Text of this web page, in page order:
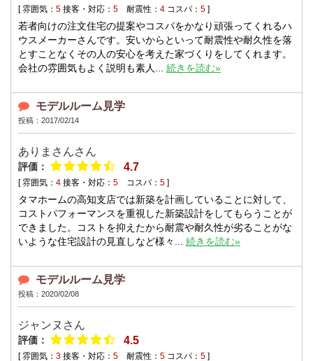
[ 雰囲気： 5 接客・対応： 5 耐震性： 4 コスパ： 5 ]
若者向けの注文住宅の提案やコスパをかなり頑張ってくれるハ
ウスメーカーさんです。安いからといって耐震性や耐久性を落
とすことなくその人の安心を考えた家づくりをしてくれます。
会社の雰囲気もよく説明も素人... 続きを読む»
モデルルーム見学
投稿：2017/02/14
ありまさんさん
評価： 4.7
[ 雰囲気： 4 接客・対応： 5 コスパ： 5 ]
タマホームの高知支店では新築を計画していることに対して、
コストパフォーマンスを重視した新築設計をしてもらうことが
できました。コストを抑えたから耐震や耐久性が劣ることがな
いような住宅設計の見直しなど様々... 続きを読む»
モデルルーム見学
投稿：2020/02/08
ジャンヌさん
評価： 4.5
[ 雰囲気： 3 接客・対応： 5 耐震性： 5 コスパ： 5 ]